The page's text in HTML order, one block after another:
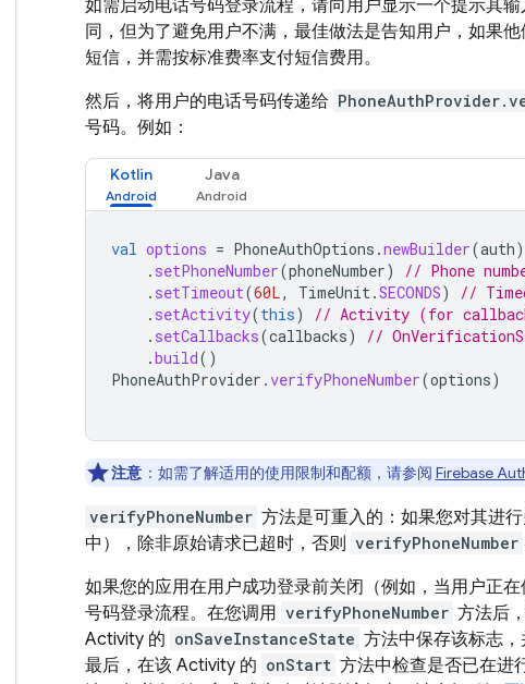
如需启动电话号码登录流程，请向用户显示一个提示其
同，但为了避免用户不满，最佳做法是告知用户，如果
短信，并需按标准费率支付短信费用。
然后，将用户的电话号码传递给
号码。例如：
Kotlin Java
val options = PhoneAuthOptions .newBuilder(auth)
. setPhoneNumber(phoneNumber)
// Phone
. setTimeout(60L, TimeUnit.SECONDS)
//
. setActivity(this)
// Activity (for
. setCallbacks(callbacks)
//
.build()
PhoneAuthProvider .verifyPhoneNumber(options)
注意 ：如需了解适用的使用限制和配额，请参阅 Firebase
verifyPhoneNumber 方法是可重入的：如果您对其进
中），除非原始请求已超时，否则 verifyPhoneNumber
如果您的应用在用户成功登录前关闭（例如，当用户正
号码登录流程。在您调用 verifyPhoneNumber 方法后
Activity 的 onSaveInstanceState 方法中保存该标志，
最后，在该 Activity 的 onStart 方法中检查是否已在进